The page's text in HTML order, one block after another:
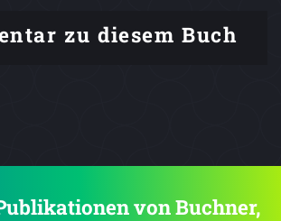
zu diesem Buch
von Buchner,